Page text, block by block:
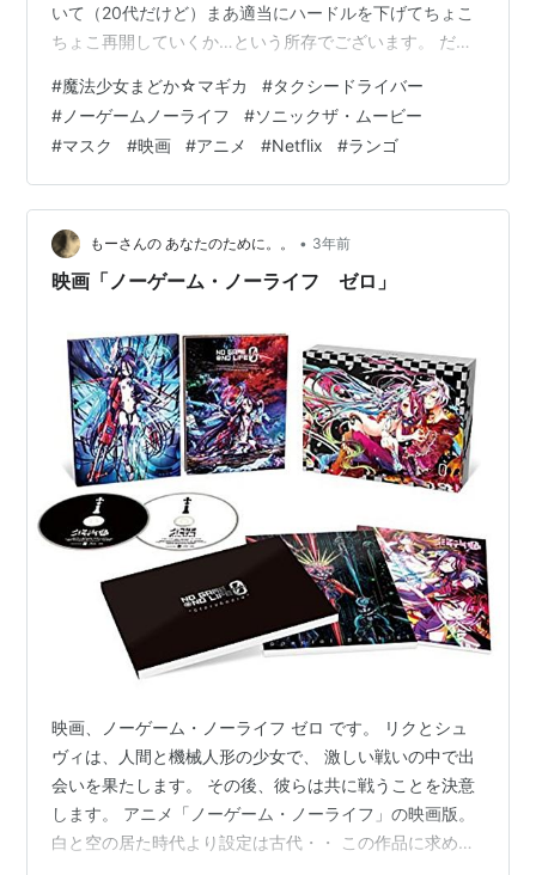
いて（20代だけど）まあ適当にハードルを下げてちょこ
ちょこ再開していくか…という所存でございます。 だい
かマギカ マミさんって人が壮絶な死に方することだけは
知っていたので、初登場シーンから心奪われまくってこ
んな素敵なお姉様が死んじゃうの耐えられん…ってしば
らく感傷に浸りたかった。が、思ってたのの100倍くらい
早い段階で死んでしまってそんな暇すらなかった。あと
なんか背景がめちゃくちゃ良かった…
#魔法少女まどか☆マギカ #タクシードライバー
# ノーゲームノーライフ #ソニックザ・ムービー
#マスク #映画 #アニメ #Netflix #ランゴ
もーさんの あなたのために。。 • 3年前
映画「ノーゲーム・ノーライフ ゼロ」
映画、ノーゲーム・ノーライフ ゼロ です。 リクとシュ
ヴィは、人間と機械人形の少女で、 激しい戦いの中で出
会いを果たします。 その後、彼らは共に戦うことを決意
します。 アニメ「ノーゲーム・ノーライフ」の映画版。
白と空の居た時代より設定は古代・・ この作品に求めて